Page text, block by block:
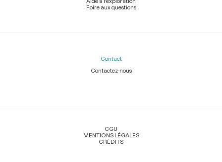
Foire aux questions
Contact
Contactez-nous
Légal
CGU
MENTIONS LÉGALES
CRÉDITS